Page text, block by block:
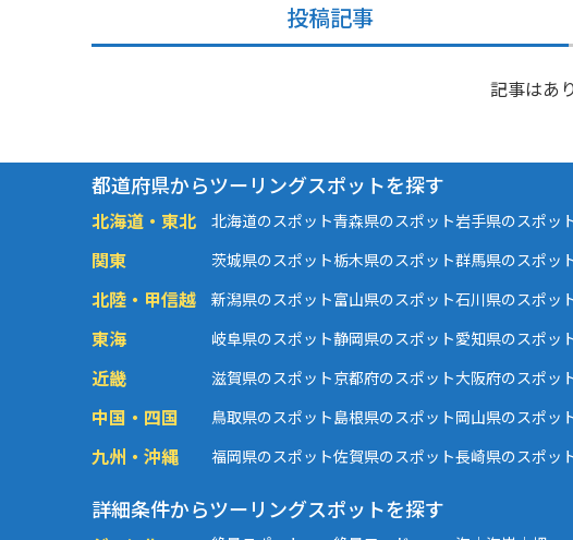
投稿記事
記事はあ
都道府県からツーリングスポットを探す
北海道・東北 北海道のスポット青森県のスポット岩手県のスポッ
関東 茨城県のスポット栃木県のスポット群馬県のスポッ
北陸・甲信越 新潟県のスポット富山県のスポット石川県のスポッ
東海 岐阜県のスポット静岡県のスポット愛知県のスポッ
近畿 滋賀県のスポット京都府のスポット大阪府のスポッ
中国・四国 鳥取県のスポット島根県のスポット岡山県のスポッ
九州・沖縄 福岡県のスポット佐賀県のスポット長崎県のスポッ
詳細条件からツーリングスポットを探す